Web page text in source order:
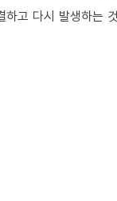
고 다시 발생하는